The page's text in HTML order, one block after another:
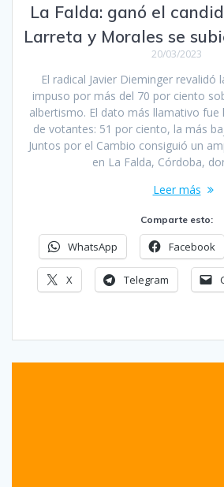
La Falda: ganó el
Larreta y Morales se
20/03/2023
El radical Javier Dieminger revalidó
impuso por más del 70 por ciento
albertismo. El dato más llamativo fue
de votantes: 51 por ciento, la más
Juntos por el Cambio consiguió un
en La Falda, Córdoba,
Leer más
Comparte esto:
WhatsApp Facebook
X Telegram